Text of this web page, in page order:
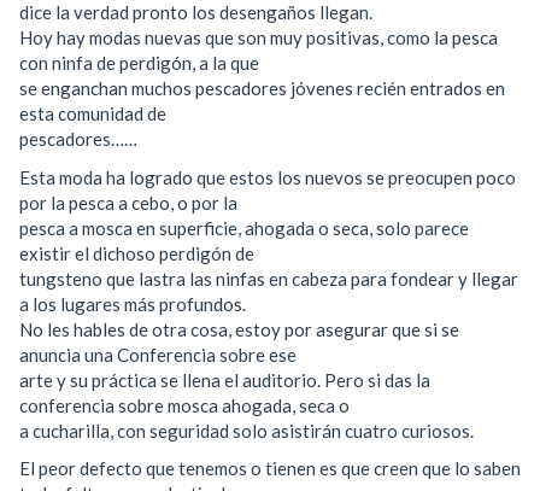
dice la verdad pronto los desengaños llegan.
Hoy hay modas nuevas que son muy positivas, como la pesca
con ninfa de perdigón, a la que
se enganchan muchos pescadores jóvenes recién entrados en
esta comunidad de
pescadores……
Esta moda ha logrado que estos los nuevos se preocupen poco
por la pesca a cebo, o por la
pesca a mosca en superficie, ahogada o seca, solo parece
existir el dichoso perdigón de
tungsteno que lastra las ninfas en cabeza para fondear y llegar
a los lugares más profundos.
No les hables de otra cosa, estoy por asegurar que si se
anuncia una Conferencia sobre ese
arte y su práctica se llena el auditorio. Pero si das la
conferencia sobre mosca ahogada, seca o
a cucharilla, con seguridad solo asistirán cuatro curiosos.
El peor defecto que tenemos o tienen es que creen que lo saben